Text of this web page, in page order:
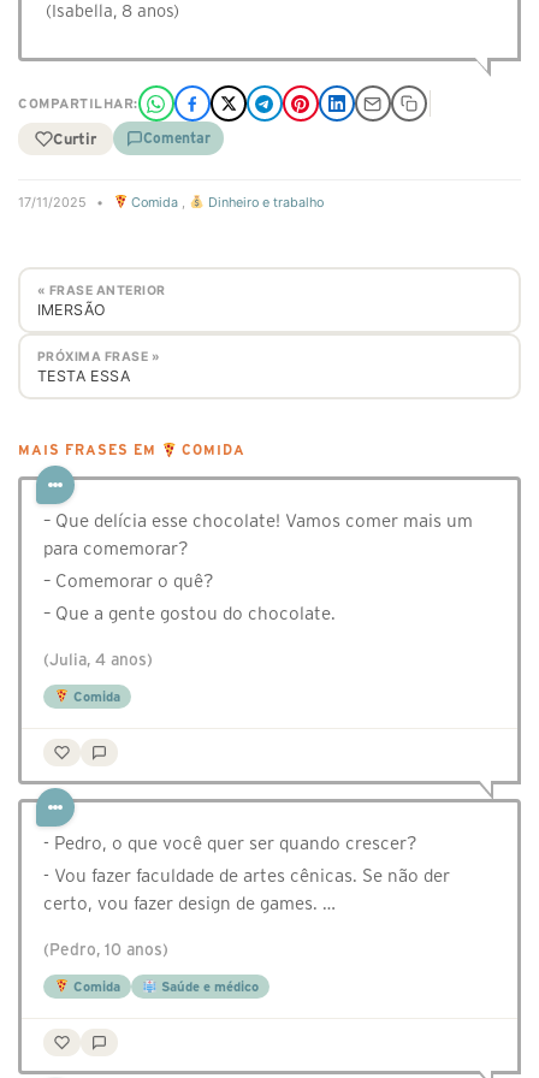
(Isabella, 8 anos)
COMPARTILHAR:
Curtir Comentar
17/11/2025 • Comida , Dinheiro e trabalho
« FRASE ANTERIOR
IMERSÃO
PRÓXIMA FRASE »
⁣TESTA ESSA
MAIS FRASES EM COMIDA
– Que delícia esse chocolate! Vamos comer mais um
para comemorar?
– Comemorar o quê?
– Que a gente gostou do chocolate.
(Julia, 4 anos)
Comida
- Pedro, o que você quer ser quando crescer?
- Vou fazer faculdade de artes cênicas. Se não der
certo, vou fazer design de games. …
(Pedro, 10 anos)
Comida Saúde e médico